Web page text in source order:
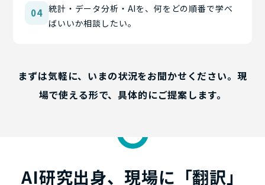
04 統計・データ分析・AIを、何をどの順番で学べ
ばいいか相談したい。
まずは気軽に、いまの状況をお聞かせください。 現
場で使える形で、具体的にご提案します。
AI研究出身、現場に 「翻訳」